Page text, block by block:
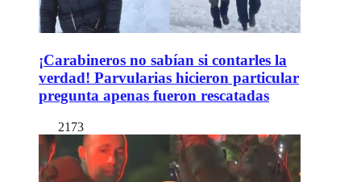
¡Carabineros no sabían si contarles la
verdad! Parvularias hicieron particular
pregunta apenas fueron rescatadas
2173